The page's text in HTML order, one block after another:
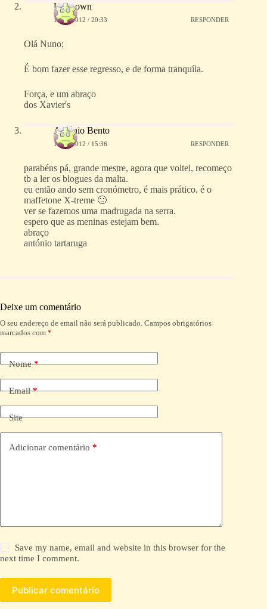
Unknown
15/02/2012 / 20:33 RESPONDER
Olá Nuno;
É bom fazer esse regresso, e de forma tranquíla.
Força, e um abraço
dos Xavier's
António Bento
19/02/2012 / 15:36 RESPONDER
parabéns pá, grande mestre, agora que voltei, recomeço
tb a ler os blogues da malta.
eu então ando sem cronómetro, é mais prático. é o
maffetone X-treme 🙂
ver se fazemos uma madrugada na serra.
espero que as meninas estejam bem.
abraço
antónio tartaruga
Deixe um comentário
O seu endereço de email não será publicado. Campos obrigatórios
marcados com *
Nome*
Email*
Site
Adicionar comentário *
Save my name, email and website in this browser for the
next time I comment.
Publicar comentário
A
l
r
n
v
e